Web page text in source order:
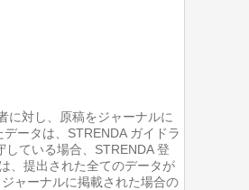
に対し、原稿をジャーナルに
ータは、STRENDA ガイドラ
ている場合、STRENDA 登
、提出された全てのデータが
ャーナルに掲載された場合の